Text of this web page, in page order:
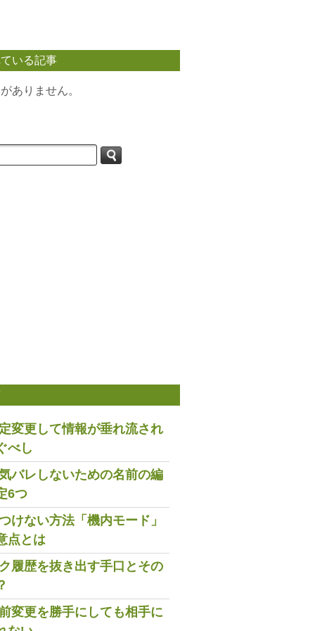
いる記事
ありません。
変更して情報が垂れ流され
べし
バレしないための名前の編
6つ
けない方法「機内モード」
点とは
履歴を抜き出す手口とその
変更を勝手にしても相手に